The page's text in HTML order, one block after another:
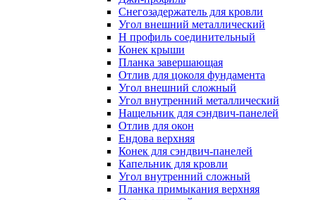
Снегозадержатель для кровли
Угол внешний металлический
Н профиль соединительный
Конек крыши
Планка завершающая
Отлив для цоколя фундамента
Угол внешний сложный
Угол внутренний металлический
Нащельник для сэндвич-панелей
Отлив для окон
Ендова верхняя
Конек для сэндвич-панелей
Капельник для кровли
Угол внутренний сложный
Планка примыкания верхняя